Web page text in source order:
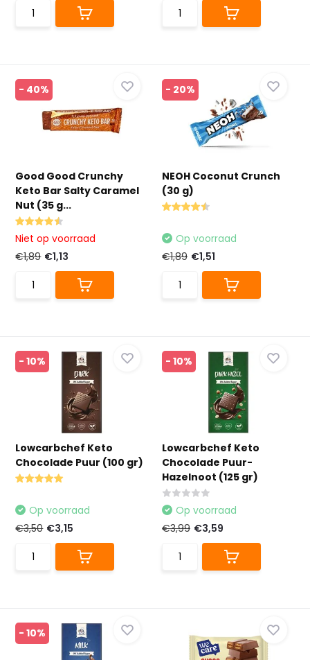
- 40%
Good Good Crunchy
Keto Bar Salty Caramel
Nut (35 g...
Niet op voorraad
€1,89 €1,13
- 20%
NEOH Coconut Crunch
(30 g)
Op voorraad
€1,89 €1,51
- 10%
Lowcarbchef Keto
Chocolade Puur (100 gr)
Op voorraad
€3,50 €3,15
- 10%
Lowcarbchef Keto
Chocolade Puur-
Hazelnoot (125 gr)
Op voorraad
€3,99 €3,59
- 10%